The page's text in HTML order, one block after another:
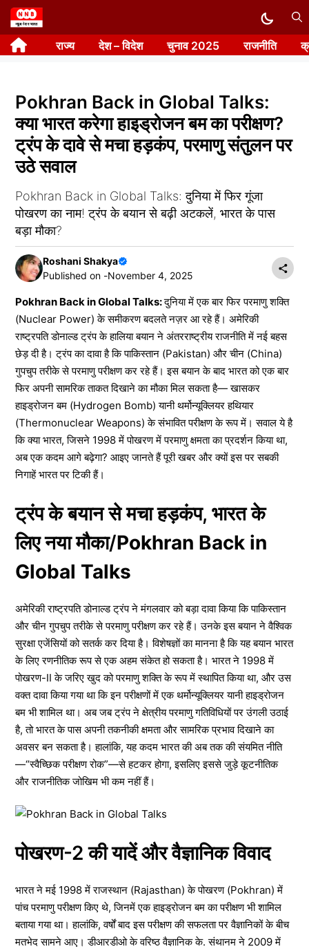
Skip
to
content राज्य देश – विदेश चुनाव 2025 राजनीति
Pokhran Back in Global Talks:
क्या भारत करेगा हाइड्रोजन बम का परीक्षण?
ट्रंप के दावे से मचा हड़कंप, परमाणु संतुलन पर
उठे सवाल
Pokhran Back in Global Talks: दुनिया में फिर गूंजा
पोखरण का नाम! ट्रंप के बयान से बढ़ी अटकलें, भारत के पास
बड़ा मौका?
Roshani Shakya
Published on -November 4, 2025
Pokhran Back in Global Talks:दुनिया में एक बार फिर परमाणु शक्ति
(Nuclear Power) के समीकरण बदलते नज़र आ रहे हैं। अमेरिकी
राष्ट्रपति डोनाल्ड ट्रंप के हालिया बयान ने अंतरराष्ट्रीय राजनीति में नई बहस
छेड़ दी है। ट्रंप का दावा है कि पाकिस्तान (Pakistan) और चीन (China)
गुपचुप तरीके से परमाणु परीक्षण कर रहे हैं। इस बयान के बाद भारत को एक बार
फिर अपनी सामरिक ताकत दिखाने का मौका मिल सकता है— खासकर
हाइड्रोजन बम (Hydrogen Bomb) यानी थर्मोन्यूक्लियर हथियार
(Thermonuclear Weapons) के संभावित परीक्षण के रूप में। सवाल ये है
कि क्या भारत, जिसने 1998 में पोखरण में परमाणु क्षमता का प्रदर्शन किया था,
अब एक कदम आगे बढ़ेगा? आइए जानते हैं पूरी खबर और क्यों इस पर सबकी
निगाहें भारत पर टिकी हैं।
ट्रंप के बयान से मचा हड़कंप, भारत के
लिए नया मौका/Pokhran Back in
Global Talks
अमेरिकी राष्ट्रपति डोनाल्ड ट्रंप ने मंगलवार को बड़ा दावा किया कि पाकिस्तान
और चीन गुपचुप तरीके से परमाणु परीक्षण कर रहे हैं। उनके इस बयान ने वैश्विक
सुरक्षा एजेंसियों को सतर्क कर दिया है। विशेषज्ञों का मानना है कि यह बयान भारत
के लिए रणनीतिक रूप से एक अहम संकेत हो सकता है। भारत ने 1998 में
पोखरण-II के जरिए खुद को परमाणु शक्ति के रूप में स्थापित किया था, और उस
वक्त दावा किया गया था कि इन परीक्षणों में एक थर्मोन्यूक्लियर यानी हाइड्रोजन
बम भी शामिल था। अब जब ट्रंप ने क्षेत्रीय परमाणु गतिविधियों पर उंगली उठाई
है, तो भारत के पास अपनी तकनीकी क्षमता और सामरिक प्रभाव दिखाने का
अवसर बन सकता है। हालांकि, यह कदम भारत की अब तक की संयमित नीति
—“स्वैच्छिक परीक्षण रोक”—से हटकर होगा, इसलिए इससे जुड़े कूटनीतिक
और राजनीतिक जोखिम भी कम नहीं हैं।
पोखरण-2 की यादें और वैज्ञानिक विवाद
भारत ने मई 1998 में राजस्थान (Rajasthan) के पोखरण (Pokhran) में
पांच परमाणु परीक्षण किए थे, जिनमें एक हाइड्रोजन बम का परीक्षण भी शामिल
बताया गया था। हालांकि, वर्षों बाद इस परीक्षण की सफलता पर वैज्ञानिकों के बीच
मतभेद सामने आए। डीआरडीओ के वरिष्ठ वैज्ञानिक के. संथानम ने 2009 में